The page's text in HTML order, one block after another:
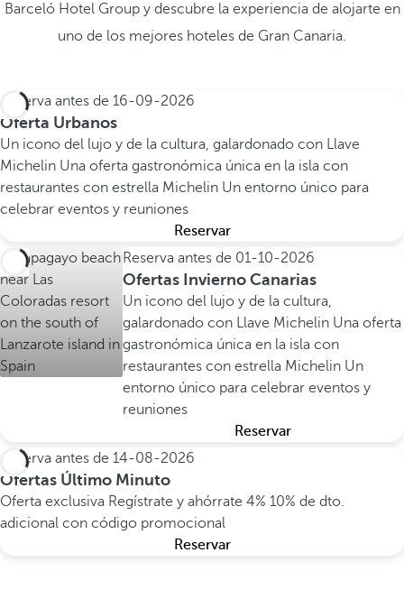
Barceló Hotel Group y descubre la experiencia de alojarte en
uno de los mejores hoteles de Gran Canaria.
Reserva antes de 16-09-2026
Oferta Urbanos
Un icono del lujo y de la cultura, galardonado con Llave
Michelin Una oferta gastronómica única en la isla con
restaurantes con estrella Michelin Un entorno único para
celebrar eventos y reuniones
Reservar
Reserva antes de 01-10-2026
Ofertas Invierno Canarias
Un icono del lujo y de la cultura,
galardonado con Llave Michelin Una oferta
gastronómica única en la isla con
restaurantes con estrella Michelin Un
entorno único para celebrar eventos y
reuniones
Reservar
Reserva antes de 14-08-2026
Ofertas Último Minuto
Oferta exclusiva Regístrate y ahórrate 4% 10% de dto.
adicional con código promocional
Reservar